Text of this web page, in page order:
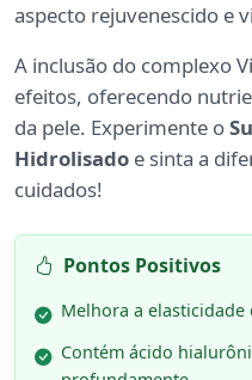
aspecto rejuvenescido e
A inclusão do complexo
efeitos, oferecendo
da pele. Experimente o
Hidrolisado e sinta a
cuidados!
Pontos Positivos
Melhora a elasticidade
Contém ácido